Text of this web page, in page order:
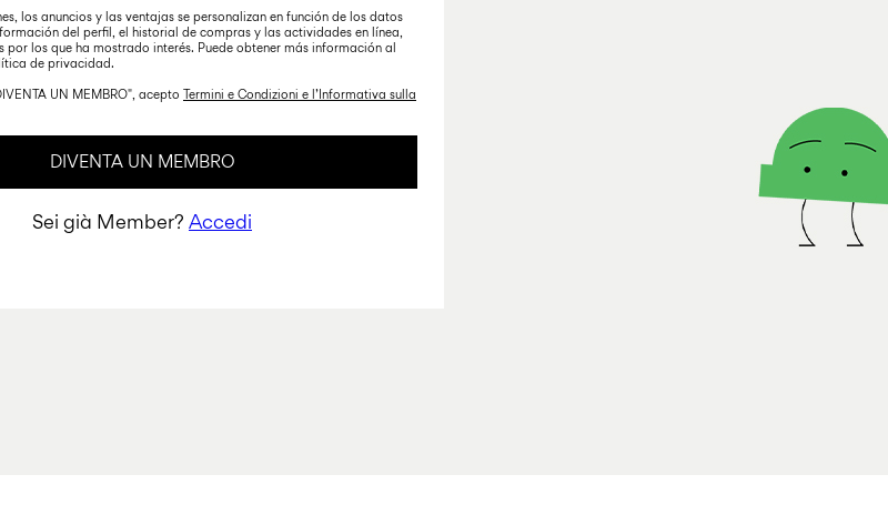
los anuncios y las ventajas se personalizan en función de los datos
del perfil, el historial de compras y las actividades en línea,
por los que ha mostrado interés. Puede obtener más información al
de privacidad.
UN MEMBRO", acepto Termini e Condizioni e l’Informativa sulla
DIVENTA UN MEMBRO
Sei già Member? Accedi